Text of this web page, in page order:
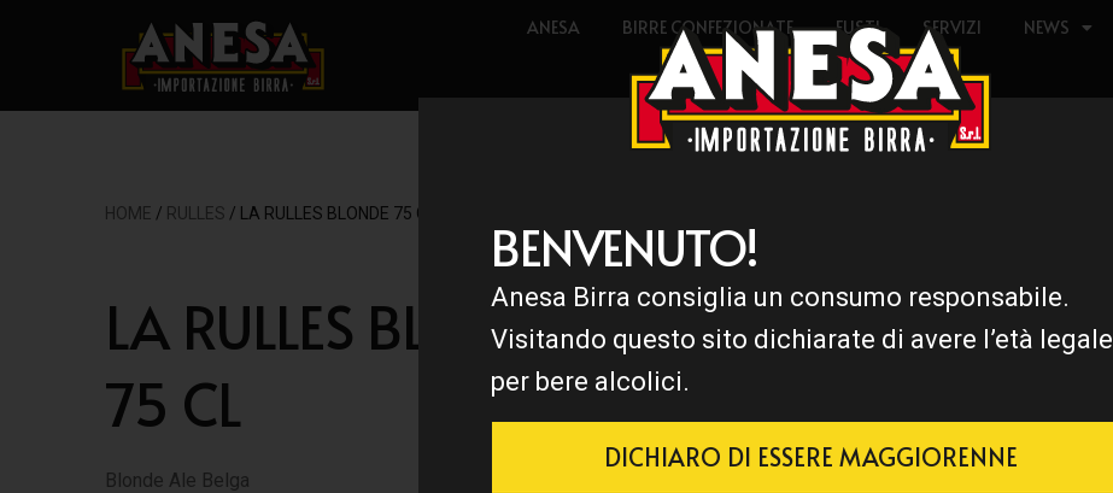
ANESA BIRRE CONFEZIONATE FUSTI SERVIZI NEWS
HOME / RULLES / LA RULLES BLONDE 75 CL
LA RULLES BLONDE
75 CL
Blonde Ale Belga
BENVENUTO!
Anesa Birra consiglia un consumo responsabile.
Visitando questo sito dichiarate di avere l’età legale
per bere alcolici.
DICHIARO DI ESSERE MAGGIORENNE